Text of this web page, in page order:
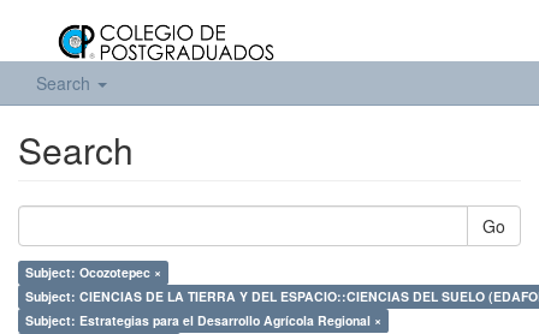
Search
Search
Go
Subject: Ocozotepec ×
Subject: CIENCIAS DE LA TIERRA Y DEL ESPACIO::CIENCIAS DEL SUELO
Subject: Estrategias para el Desarrollo Agrícola Regional ×